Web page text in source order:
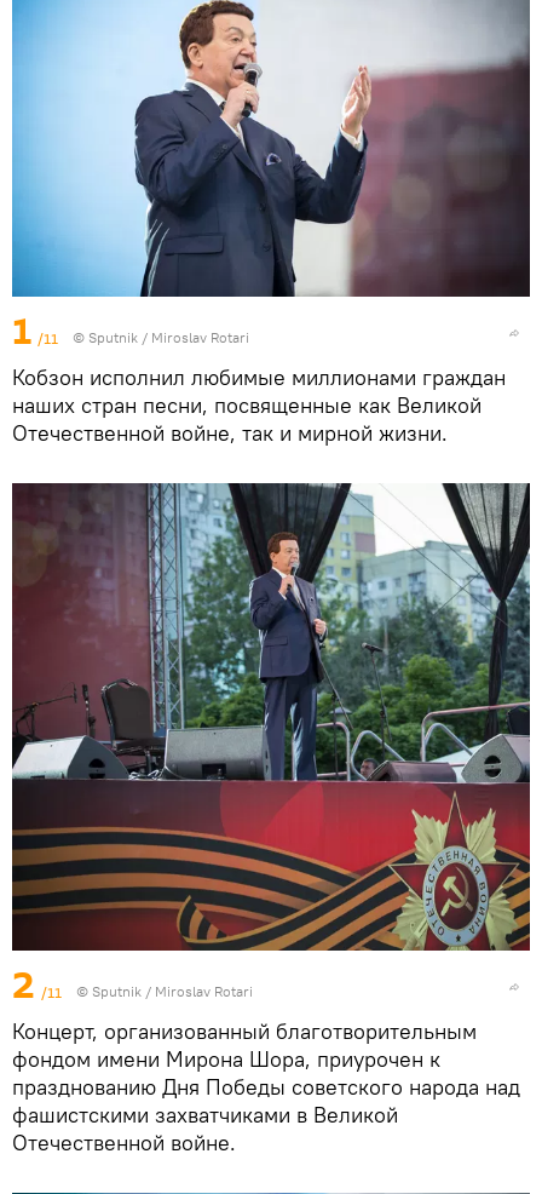
1 /11 © Sputnik / Miroslav Rotari
Кобзон исполнил любимые миллионами граждан
наших стран песни, посвященные как Великой
Отечественной войне, так и мирной жизни.
2 /11 © Sputnik / Miroslav Rotari
Концерт, организованный благотворительным
фондом имени Мирона Шора, приурочен к
празднованию Дня Победы советского народа над
фашистскими захватчиками в Великой
Отечественной войне.